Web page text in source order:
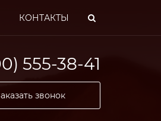
КОНТАКТЫ
555-38-41
звонок